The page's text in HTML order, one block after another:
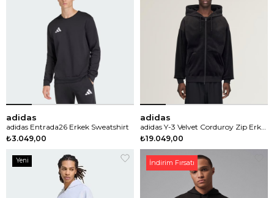
adidas
adidas Entrada26 Erkek Sweatshirt
₺3.049,00
adidas
adidas Y-3 Velvet Corduroy Zip Erkek Sweatshirt
₺19.049,00
Yeni
İndirim Fırsatı